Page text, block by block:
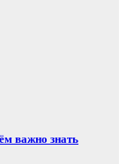
важно знать